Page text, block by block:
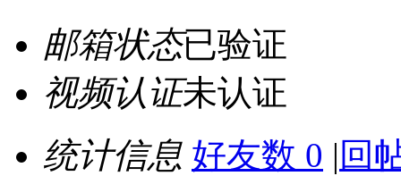
邮箱状态已验证
视频认证未认证
统计信息 好友数 0 | 回